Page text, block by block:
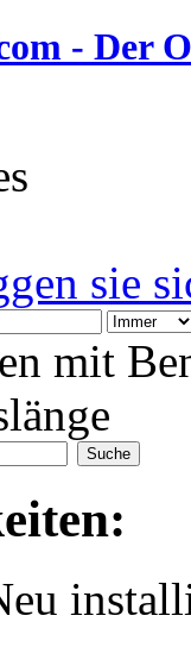
- Der
sie
mit